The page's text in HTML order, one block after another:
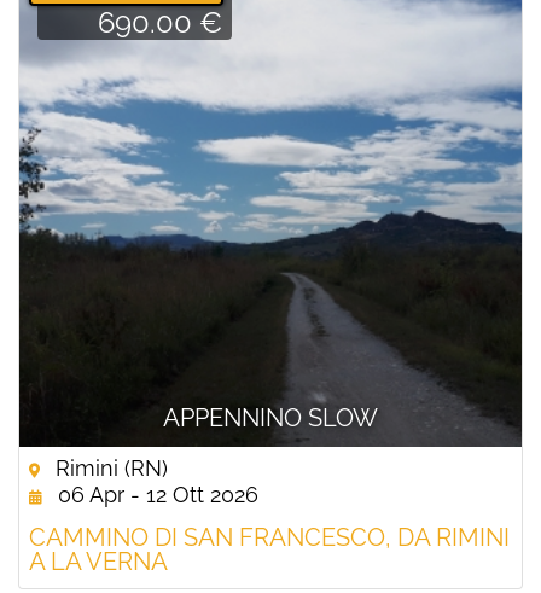
APPENNINO SLOW
690.00 €
Rimini (RN)
06 Apr - 12 Ott 2026
CAMMINO DI SAN FRANCESCO, DA RIMINI
A LA VERNA